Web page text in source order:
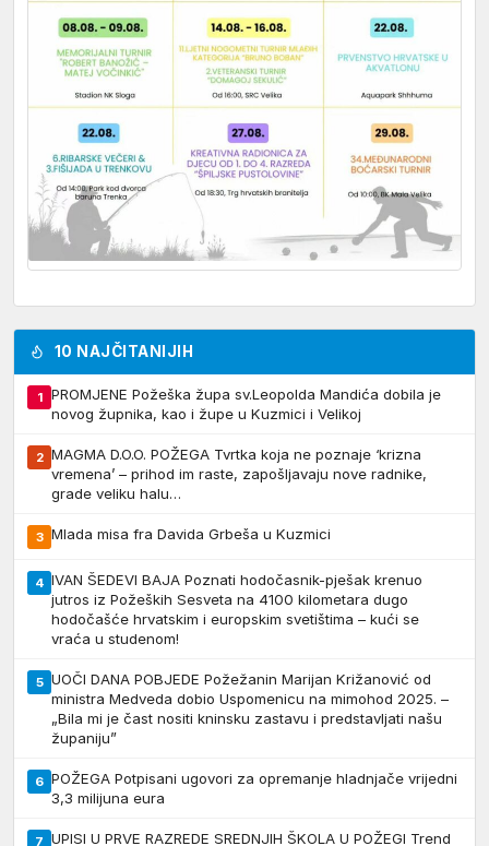
10 NAJČITANIJIH
1
PROMJENE Požeška župa sv.Leopolda Mandića dobila je
novog župnika, kao i župe u Kuzmici i Velikoj
2 MAGMA D.O.O. POŽEGA Tvrtka koja ne poznaje ‘krizna
vremena’ – prihod im raste, zapošljavaju nove radnike,
grade veliku halu…
3 Mlada misa fra Davida Grbeša u Kuzmici
4 IVAN ŠEDEVI BAJA Poznati hodočasnik-pješak krenuo
jutros iz Požeških Sesveta na 4100 kilometara dugo
hodočašće hrvatskim i europskim svetištima – kući se
vraća u studenom!
5 UOČI DANA POBJEDE Požežanin Marijan Križanović od
ministra Medveda dobio Uspomenicu na mimohod 2025. –
„Bila mi je čast nositi kninsku zastavu i predstavljati našu
županiju”
6 POŽEGA Potpisani ugovori za opremanje hladnjače vrijedni
3,3 milijuna eura
7 UPISI U PRVE RAZREDE SREDNJIH ŠKOLA U POŽEGI Trend